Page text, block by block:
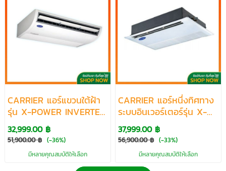
CARRIER แอร์แขวนใต้ฝ้า
รุ่น X-POWER INVERTER
R32 ระบบ INVERTER
ขนาด 13300-60700
BTU
32,999.00 ฿
51,900.00 ฿ (-36%)
มีหลายคุณสมบัติให้เลือก
CARRIER แอร์หนึ่งทิศทาง
ระบบอินเวอร์เตอร์รุ่น X-
POWER INVERTER R32
ขนาด 13300-40200
BTU
37,999.00 ฿
56,900.00 ฿ (-33%)
มีหลายคุณสมบัติให้เลือก